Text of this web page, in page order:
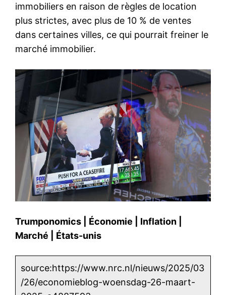
immobiliers en raison de règles de location
plus strictes, avec plus de 10 % de ventes
dans certaines villes, ce qui pourrait freiner le
marché immobilier.
Trumponomics Économie Inflation
Marché
États-unis
source:https://www.nrc.nl/nieuws/2025/03
/26/economieblog-woensdag-26-maart-